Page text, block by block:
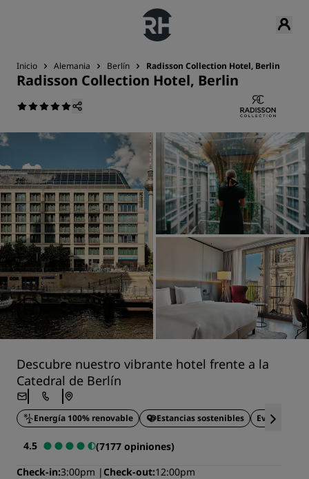
Inicio Alemania Berlín Radisson Collection Hotel, Berlin
Radisson Collection Hotel, Berlin
Descubre nuestro vibrante hotel frente a la
Catedral de Berlín
Energía 100% renovable Estancias sostenibles Eventos
4.5
(7177 opiniones)
Check-in 3:00pm Check-out 12:00pm